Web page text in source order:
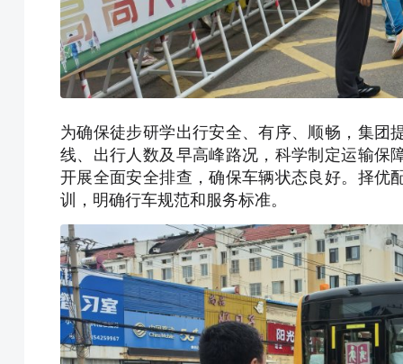
为确保徒步研学出行安全、有序、顺畅，集团
线、出行人数及早高峰路况，科学制定运输保
开展全面安全排查，确保车辆状态良好。择优
训，明确行车规范和服务标准。